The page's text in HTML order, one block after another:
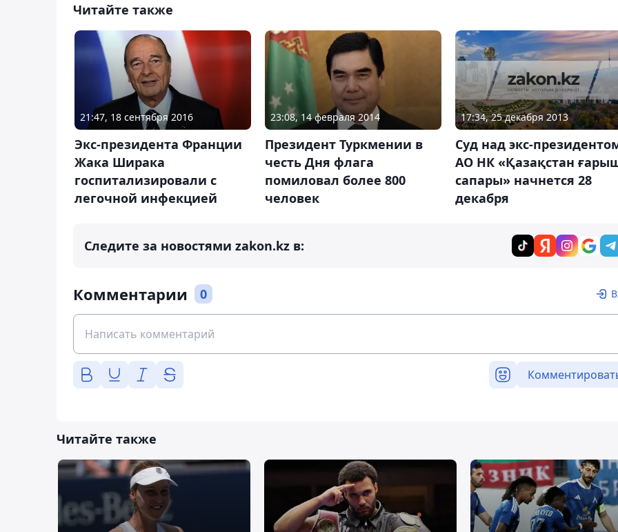
Читайте также
21:47, 18 сентября 2016
Экс-президента Франции
Жака Ширака
госпитализировали с
легочной инфекцией
23:08, 14 февраля 2014
Президент Туркмении в
честь Дня флага
помиловал более 800
человек
17:34, 25 декабря 2013
Суд над экс-
АО НК «Қазақстан
сапары» начнется 28
декабря
Следите за новостями zakon.kz в:
Комментарии 0
Читайте также